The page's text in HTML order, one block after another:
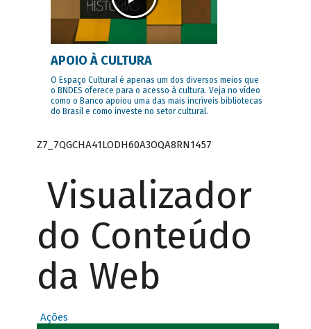
APOIO À CULTURA
O Espaço Cultural é apenas um dos diversos meios que
o BNDES oferece para o acesso à cultura. Veja no vídeo
como o Banco apoiou uma das mais incríveis bibliotecas
do Brasil e como investe no setor cultural.
Z7_7QGCHA41LODH60A3OQA8RN1457
Visualizador
do Conteúdo
da Web
Ações